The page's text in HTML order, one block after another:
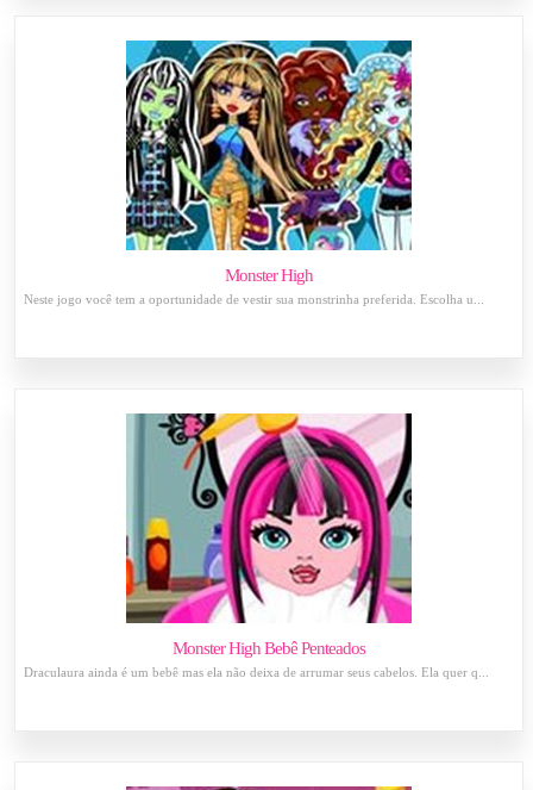
Monster High
Neste jogo você tem a oportunidade de vestir sua monstrinha preferida. Escolha u...
Monster High Bebê Penteados
Draculaura ainda é um bebê mas ela não deixa de arrumar seus cabelos. Ela quer q...